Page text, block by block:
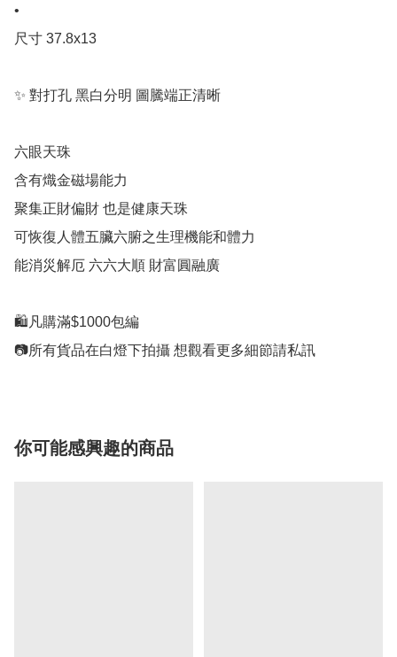
•
尺寸 37.8x13
✨ 對打孔 黑白分明 圖騰端正清晰
六眼天珠
含有熾金磁場能力
聚集正財偏財 也是健康天珠
可恢復人體五臟六腑之生理機能和體力
能消災解厄 六六大順 財富圓融廣
🛍凡購滿$1000包編
📷所有貨品在白燈下拍攝 想觀看更多細節請私訊
你可能感興趣的商品